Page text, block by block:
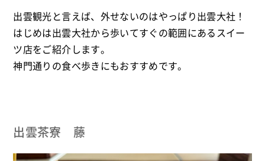
出雲観光と言えば、外せないのはやっぱり出雲大社！
はじめは出雲大社から歩いてすぐの範囲にあるスイー
ツ店をご紹介します。
神門通りの食べ歩きにもおすすめです。
出雲茶寮 藤